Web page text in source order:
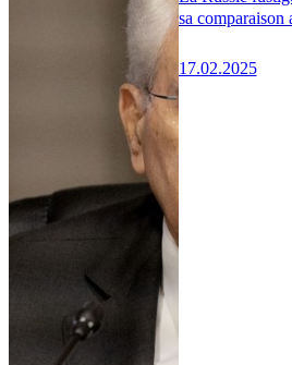
sa comparaison
17.02.2025